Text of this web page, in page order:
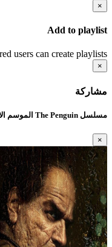
×
Add to playlist
users can create playlists.
×
مشاركة
مسلسل The Penguin الموسم الاول الحلقة 4 الرابعة مترجمة HD
×